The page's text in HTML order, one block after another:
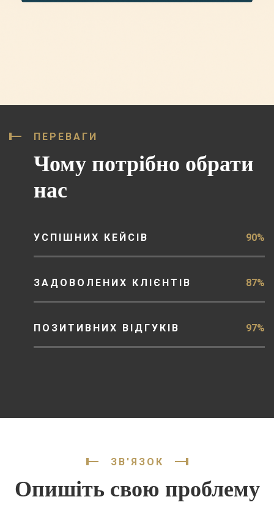
ПЕРЕВАГИ
Чому потрібно обрати
нас
УСПІШНИХ КЕЙСІВ 90%
ЗАДОВОЛЕНИХ КЛІЄНТІВ 87%
ПОЗИТИВНИХ ВІДГУКІВ 97%
ЗВ'ЯЗОК
Опишіть свою проблему